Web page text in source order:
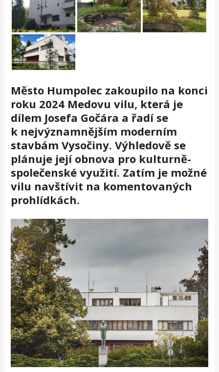
Město Humpolec zakoupilo na konci
roku 2024 Medovu vilu, která je
dílem Josefa Gočára a řadí se
k nejvýznamnějším moderním
stavbám Vysočiny. Výhledově se
plánuje její obnova pro kulturně-
společenské využití. Zatím je možné
vilu navštívit na komentovaných
prohlídkách.